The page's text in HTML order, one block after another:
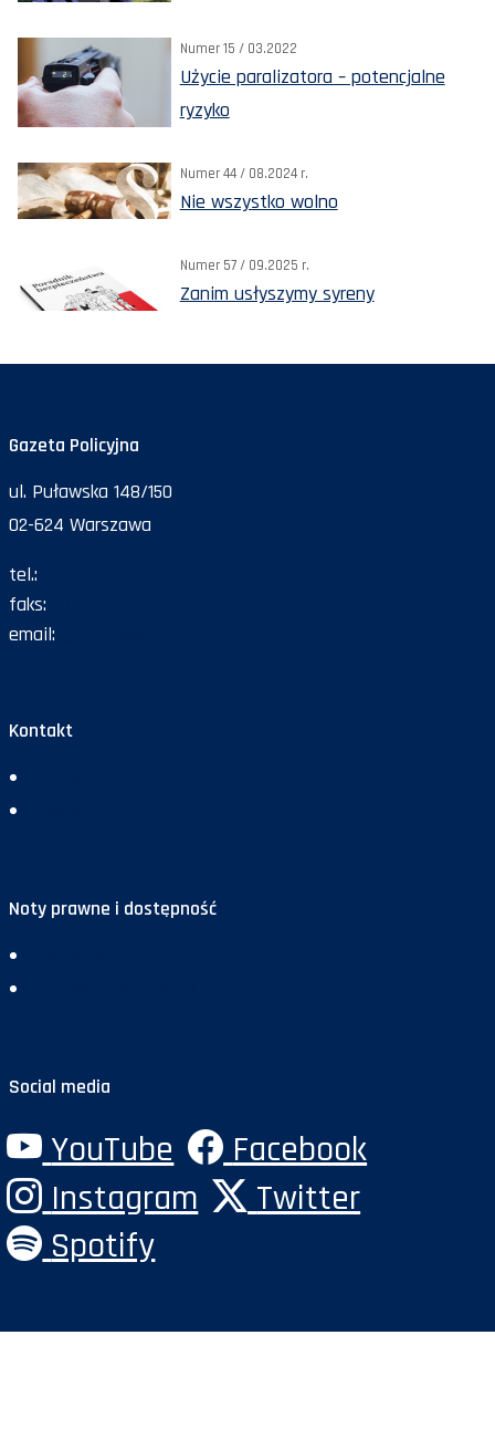
Numer 15 / 03.2022
Użycie paralizatora – potencjalne
ryzyko
Numer 44 / 08.2024 r.
Nie wszystko wolno
Numer 57 / 09.2025 r.
Zanim usłyszymy syreny
Gazeta Policyjna
ul. Puławska 148/150
02-624 Warszawa
tel.:
faks:
email:
Kontakt
Noty prawne i dostępność
Social media
YouTube
Facebook
Instagram
Twitter
Spotify